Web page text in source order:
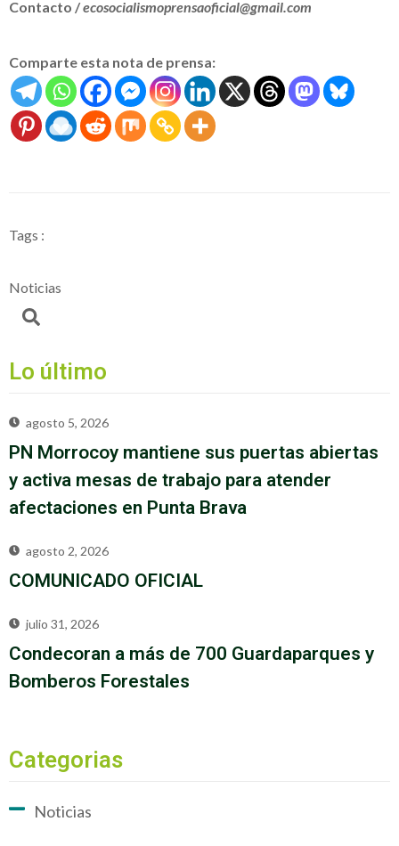
Contacto /ecosocialismoprensaoficial@gmail.com
Comparte esta nota de prensa:
Tags :
Noticias
Lo último
agosto 5, 2026
PN Morrocoy mantiene sus puertas abiertas
y activa mesas de trabajo para atender
afectaciones en Punta Brava
agosto 2, 2026
COMUNICADO OFICIAL
julio 31, 2026
Condecoran a más de 700 Guardaparques y
Bomberos Forestales
Categorias
Noticias